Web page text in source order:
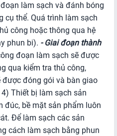
làm sạch và đánh bóng
cụ thể. Quá trình làm sạch
công hoặc thông qua hệ
phun bi). - Giai đoạn thành
đoạn làm sạch sẽ được
qua kiểm tra thủ công,
đóng gói và bàn giao
Thiết bị làm sạch sản
đúc, bề mặt sản phẩm luôn
Để làm sạch các sản
cách làm sạch bằng phun